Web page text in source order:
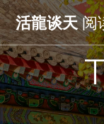
活龍谈天阅